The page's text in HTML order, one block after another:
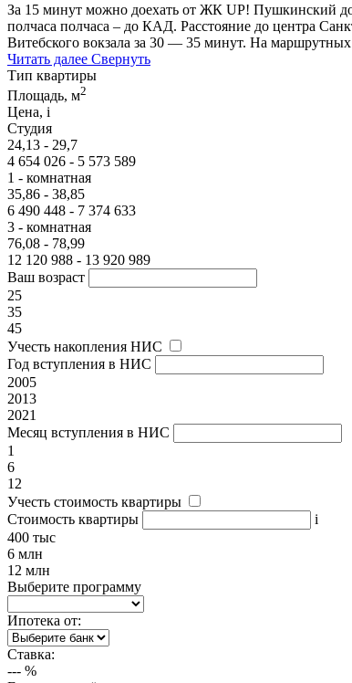
За 15 минут можно доехать от ЖК UP! Пушкинский
полчаса полчаса – до КАД. Расстояние до центра
Витебского вокзала за 30 — 35 минут. На
Читать далее Свернуть
Тип квартиры
Площадь, м2
Цена, i
Студия
24,13 - 29,7
4 654 026 - 5 573 589
1 - комнатная
35,86 - 38,85
6 490 448 - 7 374 633
3 - комнатная
76,08 - 78,99
12 120 988 - 13 920 989
Ваш возраст
25
35
45
Учесть накопления НИС
Год вступления в НИС
2005
2013
2021
Месяц вступления в НИС
1
6
12
Учесть стоимость квартиры
Стоимость квартиры
i
400 тыс
6 млн
12 млн
Выберите программу
Ипотека от:
Ставка:
--- %